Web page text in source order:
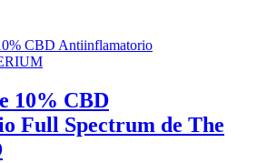
10% CBD
Full Spectrum de The